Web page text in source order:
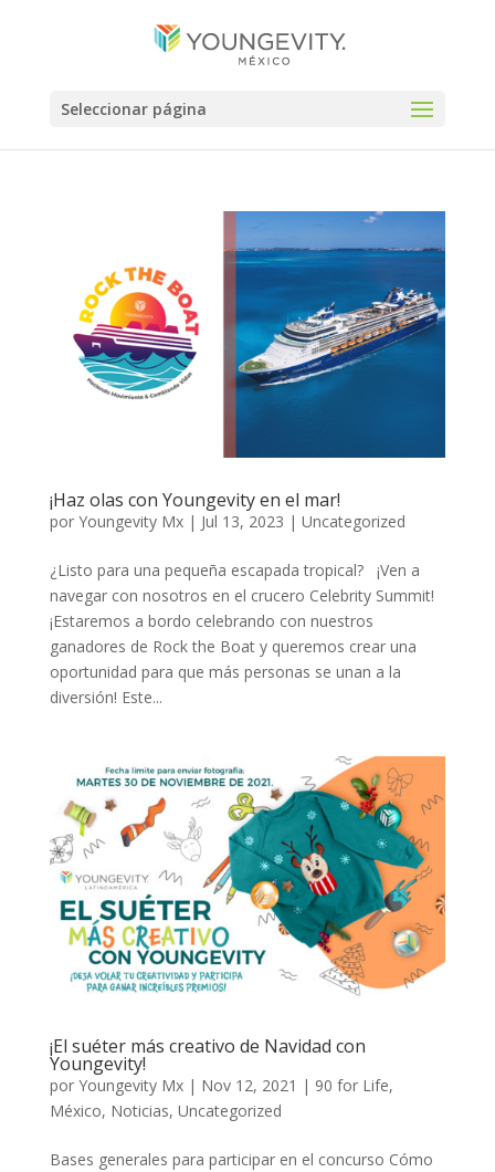
Seleccionar página
¡Haz olas con Youngevity en el mar!
por Youngevity Mx| Jul 13, 2023 | Uncategorized
¿Listo para una pequeña escapada tropical? ¡Ven a
navegar con nosotros en el crucero Celebrity Summit!
¡Estaremos a bordo celebrando con nuestros
ganadores de Rock the Boat y queremos crear una
oportunidad para que más personas se unan a la
diversión! Este...
¡El suéter más creativo de Navidad con
Youngevity!
por Youngevity Mx| Nov 12, 2021 | 90 for Life,
México, Noticias, Uncategorized
Bases generales para participar en el concurso Cómo